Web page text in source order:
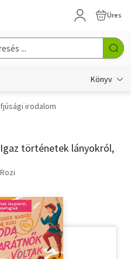
Üres
Könyv
irodalom
történetek lányokról,